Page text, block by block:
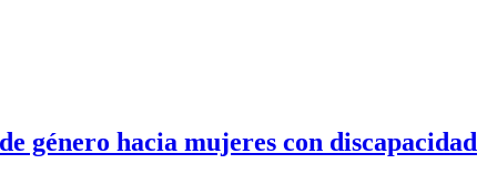
género hacia mujeres con discapacidad